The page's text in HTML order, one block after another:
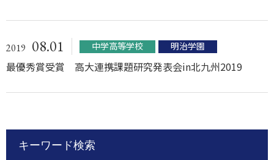
2019 08.01 中学高等学校 明治学園
最優秀賞受賞 高大連携課題研究発表会in北九州2019
キーワード検索